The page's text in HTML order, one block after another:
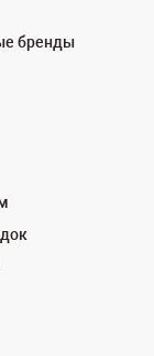
бренды